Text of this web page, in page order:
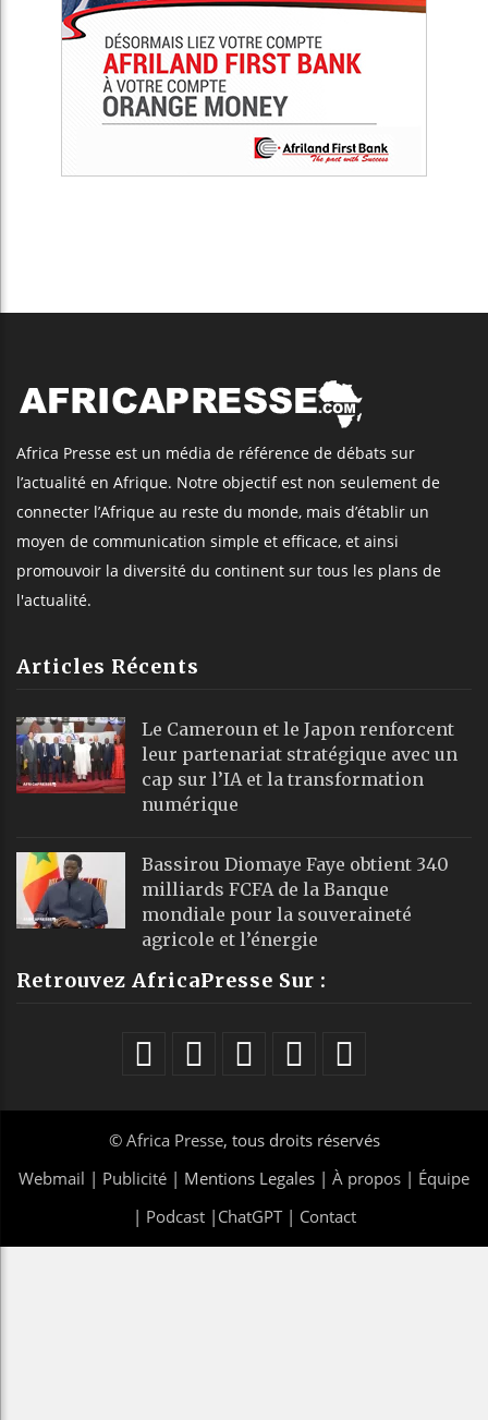
Africa Presse est un média de référence de débats sur
l’actualité en Afrique. Notre objectif est non seulement de
connecter l’Afrique au reste du monde, mais d’établir un
moyen de communication simple et efficace, et ainsi
promouvoir la diversité du continent sur tous les plans de
l'actualité.
Articles Récents
Le Cameroun et le Japon renforcent
leur partenariat stratégique avec un
cap sur l’IA et la transformation
numérique
Bassirou Diomaye Faye obtient 340
milliards FCFA de la Banque
mondiale pour la souveraineté
agricole et l’énergie
Retrouvez AfricaPresse Sur :
© Africa Presse, tous droits réservés
Webmail | Publicité | Mentions Legales | À propos | Équipe
| Podcast| ChatGPT| Contact